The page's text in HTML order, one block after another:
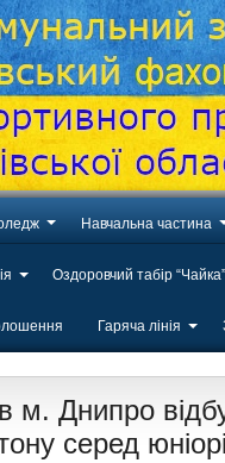
Навчальна частина
Оздоровчий табір “Чайка”
Гаряча лінія
м. Днипро
серед